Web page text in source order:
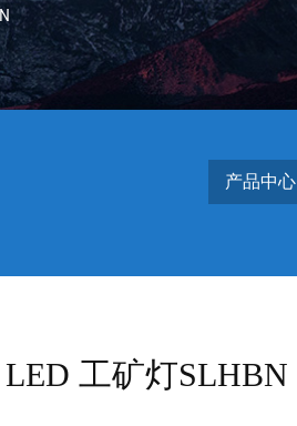
产品中心
LED 工矿灯SLHBN